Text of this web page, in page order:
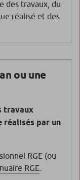
des travaux, du
réalisé et des
ou une
travaux
par un
RGE (ou
RGE